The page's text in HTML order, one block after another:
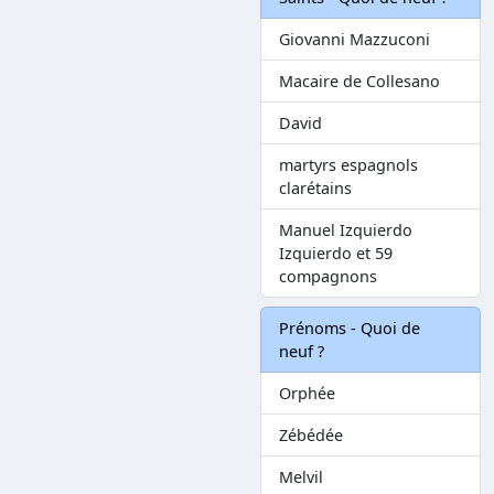
Giovanni Mazzuconi
Macaire de Collesano
David
martyrs espagnols
clarétains
Manuel Izquierdo
Izquierdo et 59
compagnons
Prénoms - Quoi de
neuf ?
Orphée
Zébédée
Melvil